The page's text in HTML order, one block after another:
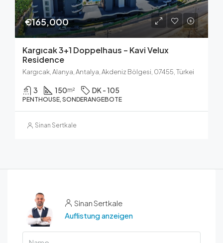
€165,000
Kargıcak 3+1 Doppelhaus – Kavi Velux
Residence
Kargıcak, Alanya, Antalya, Akdeniz Bölgesi, 07455, Türkei
3 150m² DK - 105
PENTHOUSE, SONDERANGEBOTE
Sinan Sertkale
Sinan Sertkale
Auflistung anzeigen